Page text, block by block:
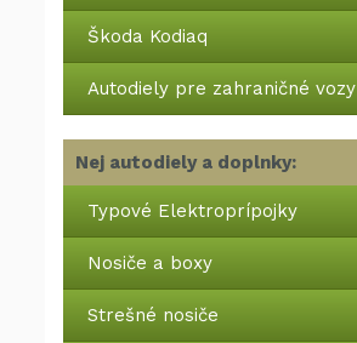
Škoda Kodiaq
Autodiely pre zahraničné vozy
Nej autodiely a doplnky:
Typové Elektroprípojky
Nosiče a boxy
Strešné nosiče